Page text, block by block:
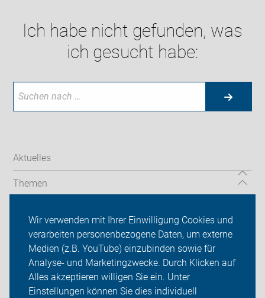
Wir verwenden mit Ihrer Einwilligung Cookies und
verarbeiten personenbezogene Daten, um externe
Medien (z.B. YouTube) einzubinden sowie für
Analyse- und Marketingzwecke. Durch Klicken auf
Alles akzeptieren willigen Sie ein. Unter
Einstellungen können Sie dies individuell
Ich habe nicht gefunden, was
ich gesucht habe:
Aktuelles
Themen
Über uns
Sei dabei
Presse